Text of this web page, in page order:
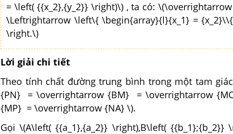
= \left( {{x_2},{y_2}} \right)\) , ta có:
\Leftrightarrow \left\{ \begin{array}{l}{x_1} =
\right.\)
Lời giải chi tiết
Theo tính chất đường trung bình trong một tam
{PN} = \overrightarrow {BM} = \overrightarrow
{MP} = \overrightarrow {NA} \).
Gọi \(A\left( {{a_1},{a_2}} \right),B\left( {{b_1};{b_2}}